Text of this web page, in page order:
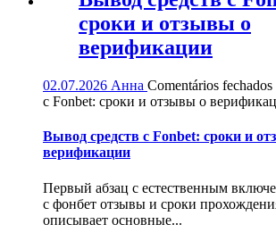
сроки и отзывы о
верификации
02.07.2026 Анна Comentários fechados
с Fonbet: сроки и отзывы о
Вывод средств с Fonbet: сроки и
верификации
Первый абзац с естественным
с фонбет отзывы и сроки
описывает основные...